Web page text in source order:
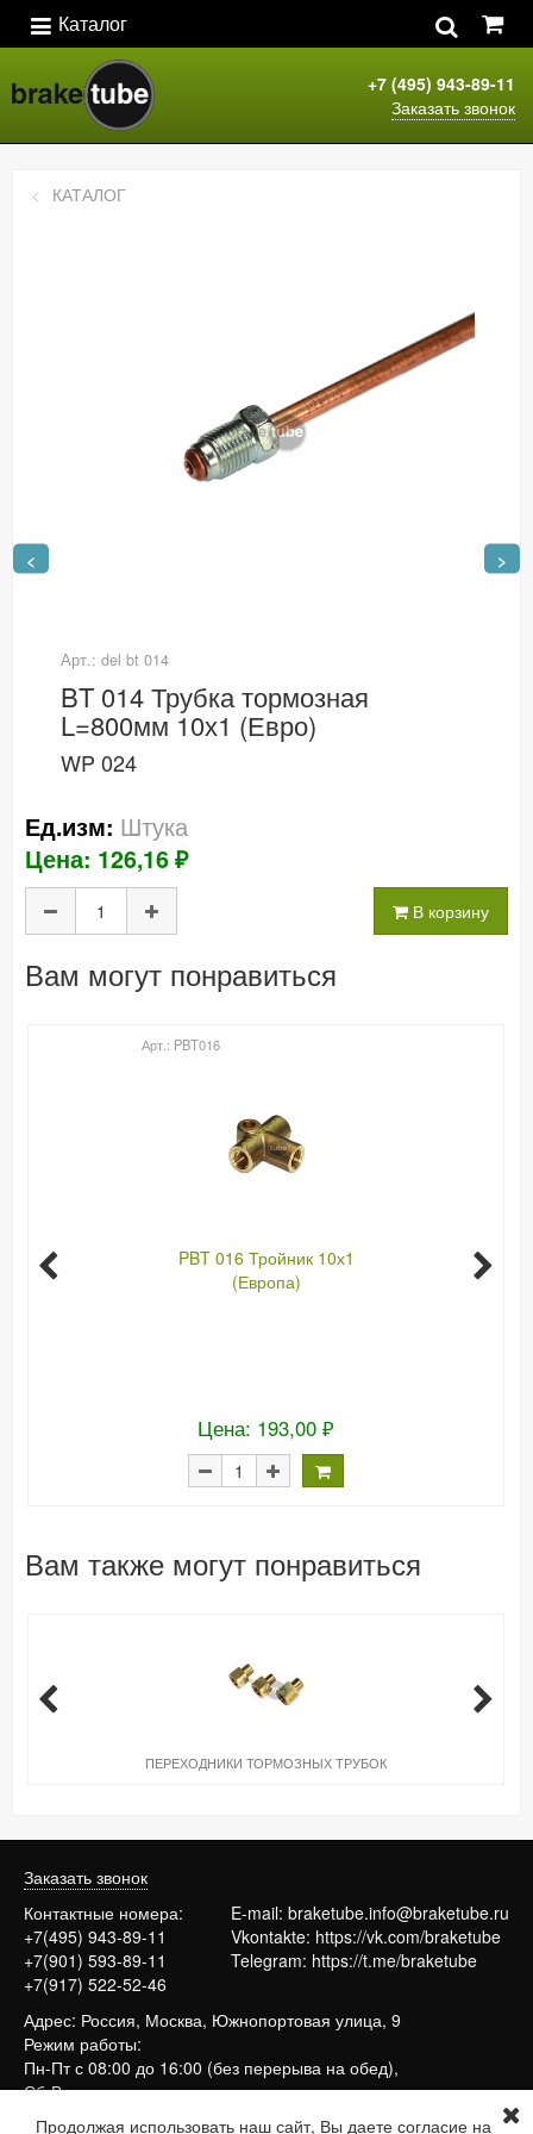
Каталог
+7 (495) 943-89-11
Заказать звонок
< >
КАТАЛОГ
Арт.: del bt 014
BT 014 Трубка тормозная
L=800мм 10х1 (Евро)
WP 024
Ед.изм: Штука
Цена: 126,16 ₽
В корзину
Вам могут понравиться
Арт.: PBT016
PBT 016 Тройник 10х1
(Европа)
Цена: 193,00 ₽
Вам также могут понравиться
ПЕРЕХОДНИКИ ТОРМОЗНЫХ ТРУБОК
Заказать звонок
Контактные номера:
+7(495) 943-89-11
+7(901) 593-89-11
+7(917) 522-52-46
Адрес: Россия, Москва, Южнопортовая улица, 9
Режим работы:
Пн-Пт с 08:00 до 16:00 (без перерыва на обед),
Сб-Вс выходные
E-mail: braketube.info@braketube.ru
Vkontakte: https://vk.com/braketube
Telegram: https://t.me/braketube
Продолжая использовать наш сайт, Вы даете согласие на